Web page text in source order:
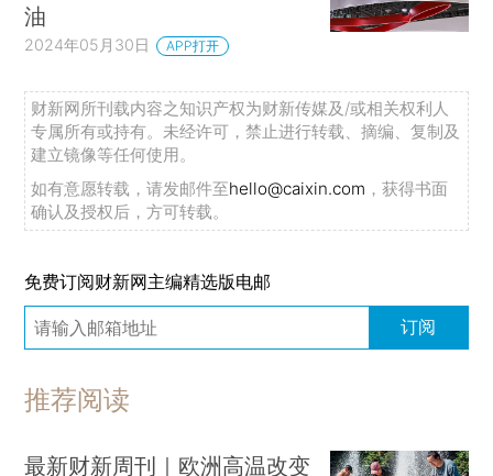
油
2024年05月30日 APP打开
财新网所刊载内容之知识产权为财新传媒及/或相关权利人
专属所有或持有。未经许可，禁止进行转载、摘编、复制及
建立镜像等任何使用。
如有意愿转载，请发邮件至hello@caixin.com ，获得书面
确认及授权后，方可转载。
免费订阅财新网主编精选版电邮
订阅
推荐阅读
最新财新周刊｜欧洲高温改变